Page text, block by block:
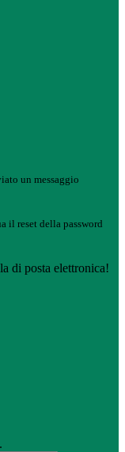
un messaggio
il reset della password
di posta elettronica!